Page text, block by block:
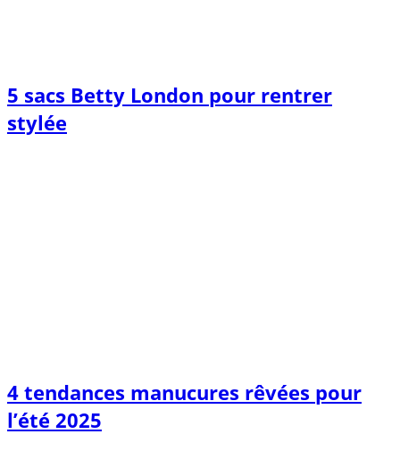
5 sacs Betty London pour rentrer
stylée
4 tendances manucures rêvées pour
l’été 2025